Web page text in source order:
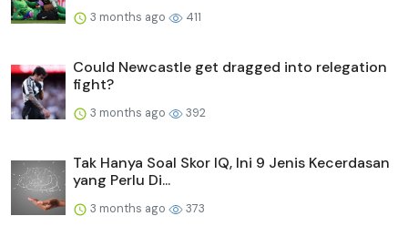
3 months ago 411
Could Newcastle get dragged into relegation
fight?
3 months ago 392
Tak Hanya Soal Skor IQ, Ini 9 Jenis Kecerdasan
yang Perlu Di...
3 months ago 373